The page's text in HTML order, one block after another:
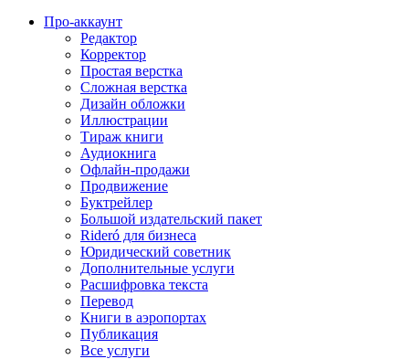
Про-аккаунт
Редактор
Корректор
Простая верстка
Сложная верстка
Дизайн обложки
Иллюстрации
Тираж книги
Аудиокнига
Офлайн-продажи
Продвижение
Буктрейлер
Большой издательский пакет
Rideró для бизнеса
Юридический советник
Дополнительные услуги
Расшифровка текста
Перевод
Книги в аэропортах
Публикация
Все услуги